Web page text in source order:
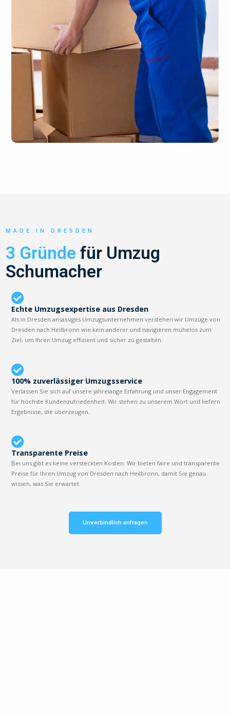
MADE IN DRESDEN
3 Gründe für Umzug
Schumacher
Echte Umzugsexpertise aus Dresden
Als in Dresden ansässiges Umzugsunternehmen verstehen wir Umzüge von
Dresden nach Heilbronn wie kein anderer und navigieren mühelos zum
Ziel, um Ihren Umzug effizient und sicher zu gestalten.
100% zuverlässiger Umzugsservice
Verlassen Sie sich auf unsere jahrelange Erfahrung und unser Engagement
für höchste Kundenzufriedenheit. Wir stehen zu unserem Wort und liefern
Ergebnisse, die überzeugen.
Transparente Preise
Bei uns gibt es keine versteckten Kosten. Wir bieten faire und transparente
Preise für Ihren Umzug von Dresden nach Heilbronn, damit Sie genau
wissen, was Sie erwartet.
Unverbindlich anfragen